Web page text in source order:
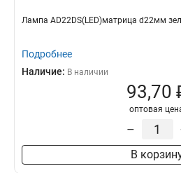
Лампа AD22DS(LED)матрица d22мм
Подробнее
Наличие: В наличии
93,70
оптовая
–
В